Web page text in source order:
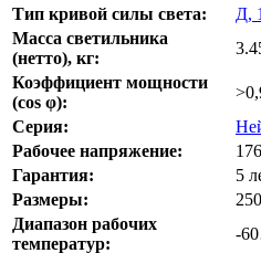
Тип кривой силы света:
Д,
Масса светильника
(нетто), кг:
Коэффициент мощности
(cos φ):
Серия:
Рабочее напряжение:
Гарантия:
5
Размеры:
Диапазон рабочих
температур:
-